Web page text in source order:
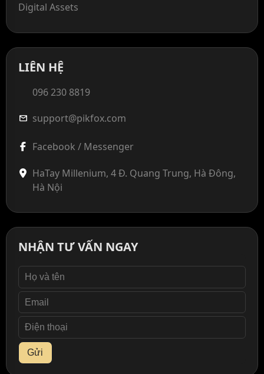
Digital Assets
LIÊN HỆ
096 230 8819
mail support@pikfox.com
Facebook / Messenger
HaTay Millenium, 4 Đ. Quang Trung, Hà Đông,
Hà Nội
NHẬN TƯ VẤN NGAY
Gửi